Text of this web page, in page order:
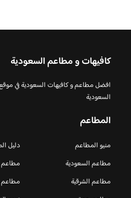
كافيهات و مطاعم السعودية
افضل مطاعم و كافيهات السعودية في
السعودية
المطاعم
منيو المطاعم
دليل
مطاعم السعودية
مطاعم
مطاعم الشرقية
مطاعم